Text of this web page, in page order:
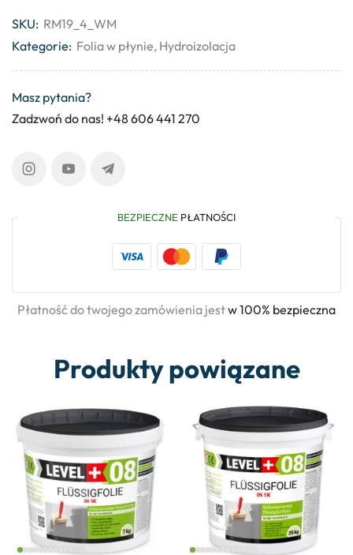
SKU: RM19_4_WM
Kategorie: Folia w płynie, Hydroizolacja
Masz pytania?
Zadzwoń do nas! +48 606 441 270
BEZPIECZNE PŁATNOŚCI
Płatność do twojego zamówienia jestw 100% bezpieczna
Produkty powiązane